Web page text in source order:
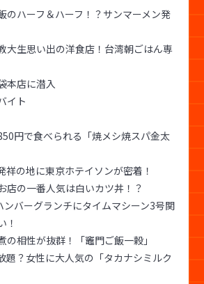
のハーフ＆ハーフ！？サンマーメン発
大生思い出の洋食店！台湾朝ごはん専
本店に潜入
イト
円で食べられる「焼メシ焼スパ金太
の地に東京ホテイソンが密着！
の一番人気は白いカツ丼！？
バーグランチにタイムマシーン3号関
！
相性が抜群！「竈門ご飯一穀」
？女性に大人気の「タカナシミルク